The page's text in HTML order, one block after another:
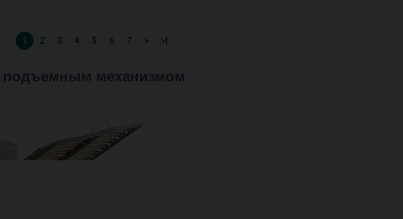
1 2 3 4 5 6 7 > >|
подъемным механизмом